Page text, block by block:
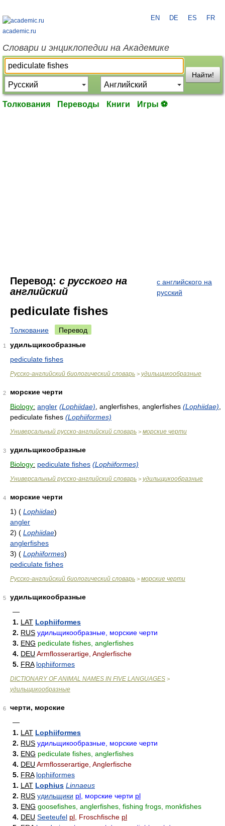
academic.ru
EN DE ES FR
Словари и энциклопедии на Академике
Найти!
Толкования Переводы Книги Игры ⚽
Перевод: с русского на
английский
с английского на
русский
pediculate fishes
Толкование Перевод
1
удильщикообразные
pediculate fishes
Русско-английский биологический словарь > удильщикообразные
2
морские черти
Biology: angler (Lophiidae) , anglerfishes, anglerfishes (Lophiidae)
pediculate fishes (Lophiiformes)
Универсальный русско-английский словарь > морские черти
3
удильщикообразные
Biology: pediculate fishes (Lophiiformes)
Универсальный русско-английский словарь > удильщикообразные
4
морские черти
1) ( Lophiidae)
angler
2) ( Lophiidae)
anglerfishes
3) ( Lophiiformes)
pediculate fishes
Русско-английский биологический словарь > морские черти
5
удильщикообразные
—
1. LAT Lophiiformes
2. RUS удильщикообразные, морские черти
3. ENG pediculate fishes, anglerfishes
4. DEU Armflosserartige, Anglerfische
5. FRA lophiiformes
DICTIONARY OF ANIMAL NAMES IN FIVE LANGUAGES >
удильщикообразные
6
черти, морские
—
1. LAT Lophiiformes
2. RUS удильщикообразные, морские черти
3. ENG pediculate fishes, anglerfishes
4. DEU Armflosserartige, Anglerfische
5. FRA lophiiformes
1. LAT Lophius Linnaeus
2. RUS удильщики pl , морские черти pl
3. ENG goosefishes, anglerfishes, fishing frogs, monkfishes
4. DEU Seeteufel pl , Froschfische pl